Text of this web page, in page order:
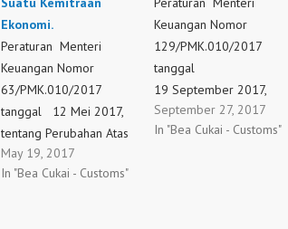
Ekonomi.
Peraturan Menteri
Keuangan Nomor
63/PMK.010/2017
tanggal 12 Mei 2017,
tentang Perubahan Atas
Peraturan Menteri
Keuangan Nomor
May 19, 2017
In "Bea Cukai - Customs"
Keuangan Nomor
129/PMK.010/2017
tanggal
19 September 2017,
tentang Perubahan atas
Peraturan Menteri
September 27, 2017
In "Bea Cukai - Customs"